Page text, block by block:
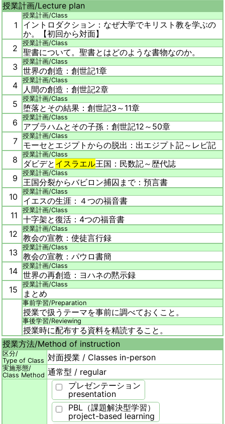
授業計画/Lecture plan
1
授業計画/Class
イントロダクション：なぜ大学でキリスト教を学ぶの
か。【初回から対面】
2
授業計画/Class
聖書について。聖書とはどのような書物なのか。
3
授業計画/Class
世界の創造：創世記1章
4
授業計画/Class
人間の創造：創世記2章
5
授業計画/Class
堕落とその結果：創世記3～11章
6
授業計画/Class
アブラハムとその子孫：創世記12～50章
7
授業計画/Class
モーセとエジプトからの脱出：出エジプト記～レビ記
8
授業計画/Class
ダビデと イスラエル王国：民数記～歴代誌
9
授業計画/Class
王国分裂からバビロン捕囚まで：預言書
10
授業計画/Class
イエスの生涯：４つの福音書
11
授業計画/Class
十字架と復活：4つの福音書
12
授業計画/Class
教会の宣教：使徒言行録
13
授業計画/Class
教会の宣教：パウロ書簡
14
授業計画/Class
世界の再創造：ヨハネの黙示録
15
授業計画/Class
まとめ
事前学習/Preparation
授業で扱うテーマを事前に調べておくこと。
事後学習/Reviewing
授業時に配布する資料を精読すること。
授業方法/Method of instruction
区分/
Type of Class 対面授業 / Classes in-person
実施形態/
Class Method 通常型 / regular
プレゼンテーション
presentation
PBL（課題解決型学習）
project-based learning